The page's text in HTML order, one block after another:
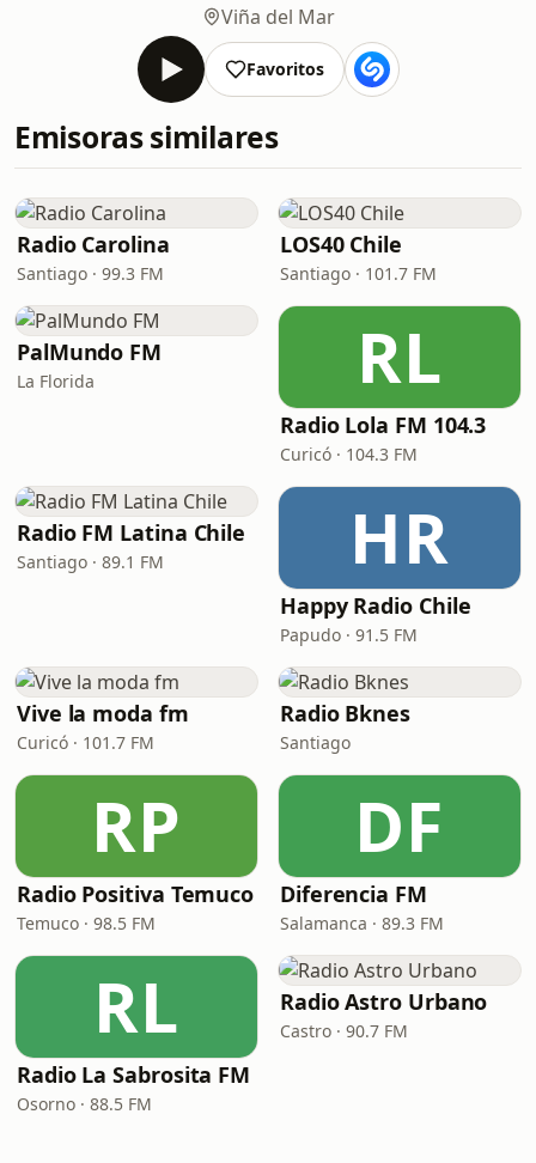
Viña del Mar
Favoritos
Emisoras similares
Radio Carolina
Santiago · 99.3 FM
LOS40 Chile
Santiago · 101.7 FM
PalMundo FM
La Florida RL
Radio Lola FM 104.3
Curicó · 104.3 FM
Radio FM Latina Chile
Santiago · 89.1 FM HR
Happy Radio Chile
Papudo · 91.5 FM
Vive la moda fm
Curicó · 101.7 FM
Radio Bknes
Santiago
RP
Radio Positiva Temuco
Temuco · 98.5 FM
DF
Diferencia FM
Salamanca · 89.3 FM
RL
Radio La Sabrosita FM
Osorno · 88.5 FM
Radio Astro Urbano
Castro · 90.7 FM